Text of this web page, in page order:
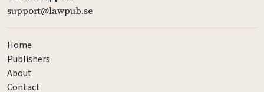
support@lawpub.se
Home
Publishers
About
Contact